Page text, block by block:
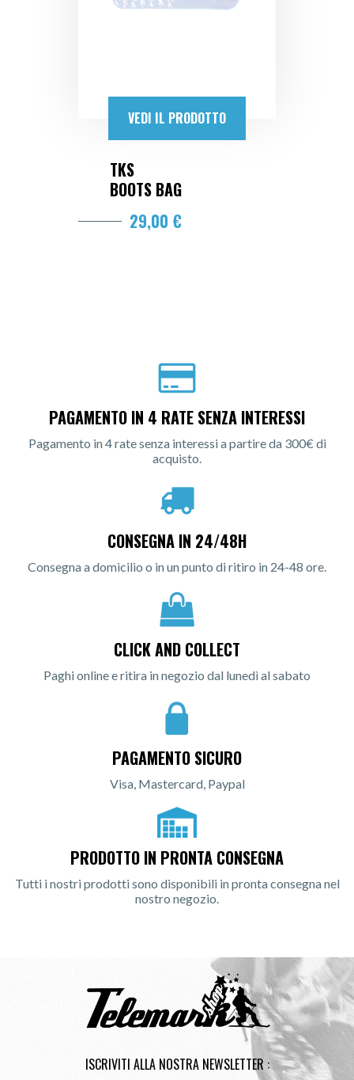
VEDI IL PRODOTTO
TKS
BOOTS BAG
29,00 €
PAGAMENTO IN 4 RATE SENZA INTERESSI
Pagamento in 4 rate senza interessi a partire da 300€ di
acquisto.
CONSEGNA IN 24/48H
Consegna a domicilio o in un punto di ritiro in 24-48 ore.
CLICK AND COLLECT
Paghi online e ritira in negozio dal lunedì al sabato
PAGAMENTO SICURO
Visa, Mastercard, Paypal
PRODOTTO IN PRONTA CONSEGNA
Tutti i nostri prodotti sono disponibili in pronta consegna nel
nostro negozio.
ISCRIVITI ALLA NOSTRA NEWSLETTER :